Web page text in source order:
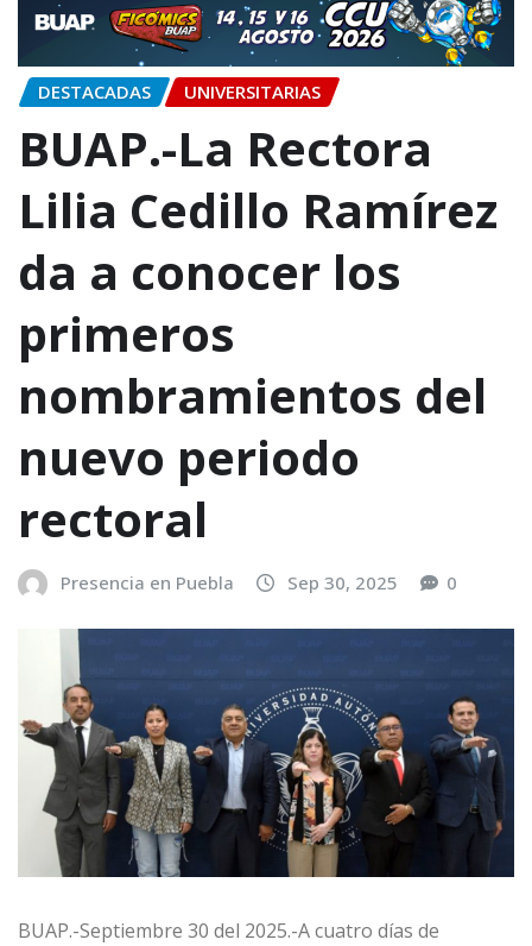
DESTACADAS UNIVERSITARIAS
BUAP.-La Rectora
Lilia Cedillo Ramírez
da a conocer los
primeros
nombramientos del
nuevo periodo
rectoral
Presencia en Puebla Sep 30, 2025 0
BUAP.-Septiembre 30 del 2025.-A cuatro días de